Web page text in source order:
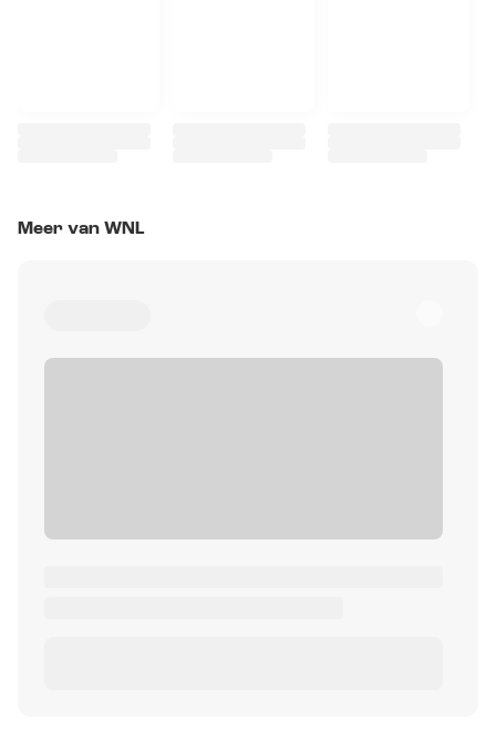
Meer van WNL